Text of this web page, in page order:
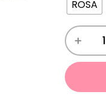
ROSA